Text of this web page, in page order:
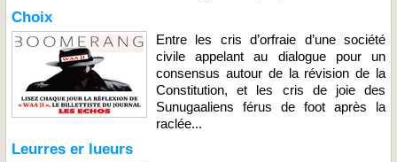
Choix
Entre les cris d’orfraie d’une société
civile appelant au dialogue pour un
consensus autour de la révision de la
Constitution, et les cris de joie des
Sunugaaliens férus de foot après la
raclée...
Leurres er lueurs